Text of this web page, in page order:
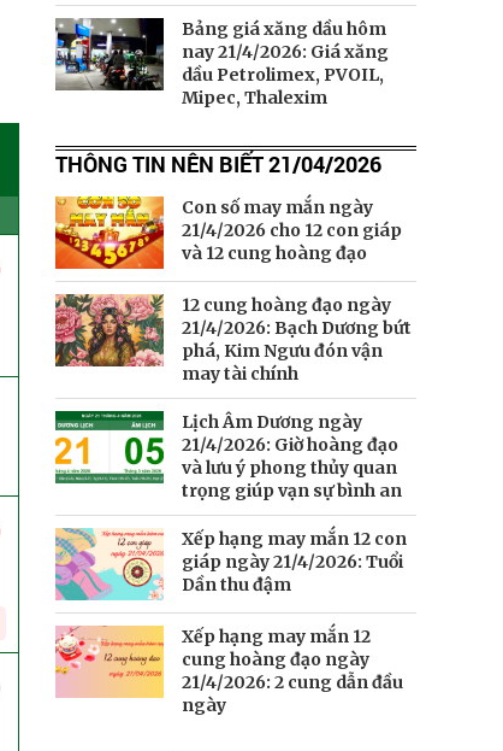
Bảng giá xăng dầu hôm
nay 21/4/2026: Giá xăng
dầu Petrolimex, PVOIL,
Mipec, Thalexim
THÔNG TIN NÊN BIẾT 21/04/2026
Con số may mắn ngày
21/4/2026 cho 12 con giáp
và 12 cung hoàng đạo
12 cung hoàng đạo ngày
21/4/2026: Bạch Dương bứt
phá, Kim Ngưu đón vận
may tài chính
Lịch Âm Dương ngày
21/4/2026: Giờ hoàng đạo
và lưu ý phong thủy quan
trọng giúp vạn sự bình an
Xếp hạng may mắn 12 con
giáp ngày 21/4/2026: Tuổi
Dần thu đậm
Xếp hạng may mắn 12
cung hoàng đạo ngày
21/4/2026: 2 cung dẫn đầu
ngày